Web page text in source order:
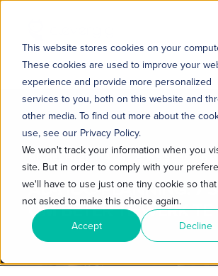
This website stores cookies on your
These cookies are used to improve your
experience and provide more personalized
services to you, both on this website and
other media. To find out more about the
use, see our Privacy Policy.
We won't track your information when you
site. But in order to comply with your
we'll have to use just one tiny cookie so
not asked to make this choice again.
Accept
Decline
MICHEL PILET 4-OKT-2018 9:51:00 6
AD-HOC-PLANNING: 7
OM BETER TE WERK TE